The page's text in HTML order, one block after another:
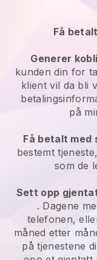
Få
Generer
kunden din for
klient vil da bli
på
Få betalt med
bestemt
som de
Sett opp
. Dagene
telefonen,
måned etter
på tjenestene